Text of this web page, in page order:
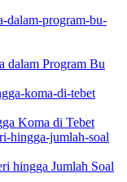
dalam Program Bu
Koma di Tebet
hingga Jumlah Soal